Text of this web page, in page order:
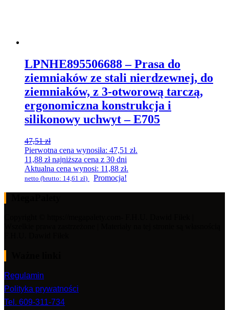
LPNHE895506688 – Prasa do
ziemniaków ze stali nierdzewnej, do
ziemniaków, z 3-otworową tarczą,
ergonomiczna konstrukcja i
silikonowy uchwyt – E705
47,51zł
Pierwotna cena wynosiła: 47,51 zł.
11,88 złnajniższa cena z 30 dni
Aktualna cena wynosi: 11,88 zł.
netto (brutto: 14,61 zł) Promocja!
Regulamin
Polityka prywatności
Tel. 609-311-734